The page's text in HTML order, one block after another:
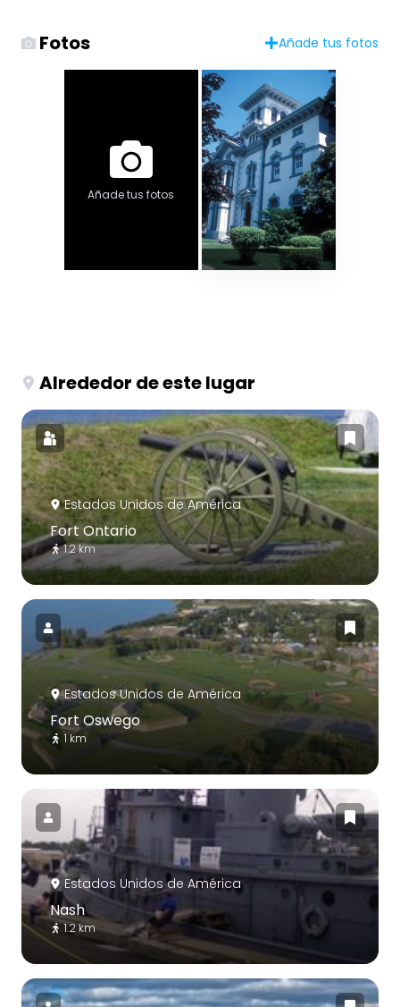
Fotos Añade tus fotos
Añade tus fotos
Alrededor de este lugar
Estados Unidos de América
Fort Ontario
1.2 km
Estados Unidos de América
Fort Oswego
1 km
Estados Unidos de América
Nash
1.2 km